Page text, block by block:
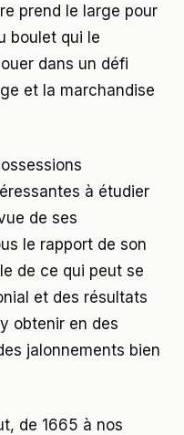
prend le large pour
boulet qui le
dans un défi
et la marchandise
à étudier
de ses
le rapport de son
de ce qui peut se
et des résultats
obtenir en des
jalonnements bien
de 1665 à nos